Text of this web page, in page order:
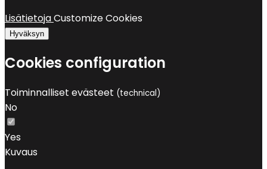
LisätietojaCustomize Cookies
Hyväksyn
Cookies configuration
Toiminnalliset evästeet (technical)
No
Yes
Kuvaus